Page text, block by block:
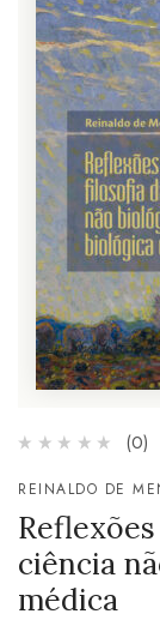
(0)
REINALDO DE
ciência
médica